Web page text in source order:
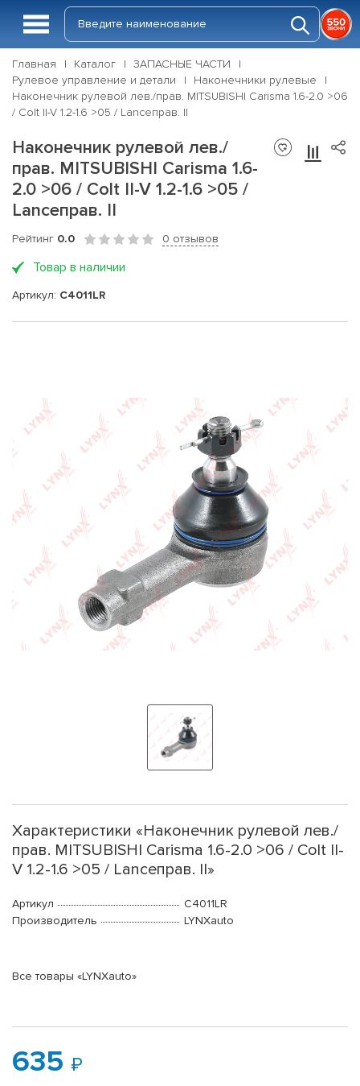
Главная Каталог
ЗАПАСНЫЕ ЧАСТИ
Рулевое управление и детали
Наконечники рулевые
Наконечник рулевой лев./прав. MITSUBISHI Carisma 1.6-2.0 >06
/ Colt II-V 1.2-1.6 >05 / Lanceправ. II
Наконечник рулевой лев./
прав. MITSUBISHI Carisma 1.6-
2.0 >06 / Colt II-V 1.2-1.6 >05 /
Lanceправ. II
Рейтинг 0.0 0 отзывов
Товар в наличии
Артикул: C4011LR
Характеристики «Наконечник рулевой лев./
прав. MITSUBISHI Carisma 1.6-2.0 >06 / Colt II-
V 1.2-1.6 >05 / Lanceправ. II»
Артикул
C4011LR
Производитель
LYNXauto
Все товары «LYNXauto»
635